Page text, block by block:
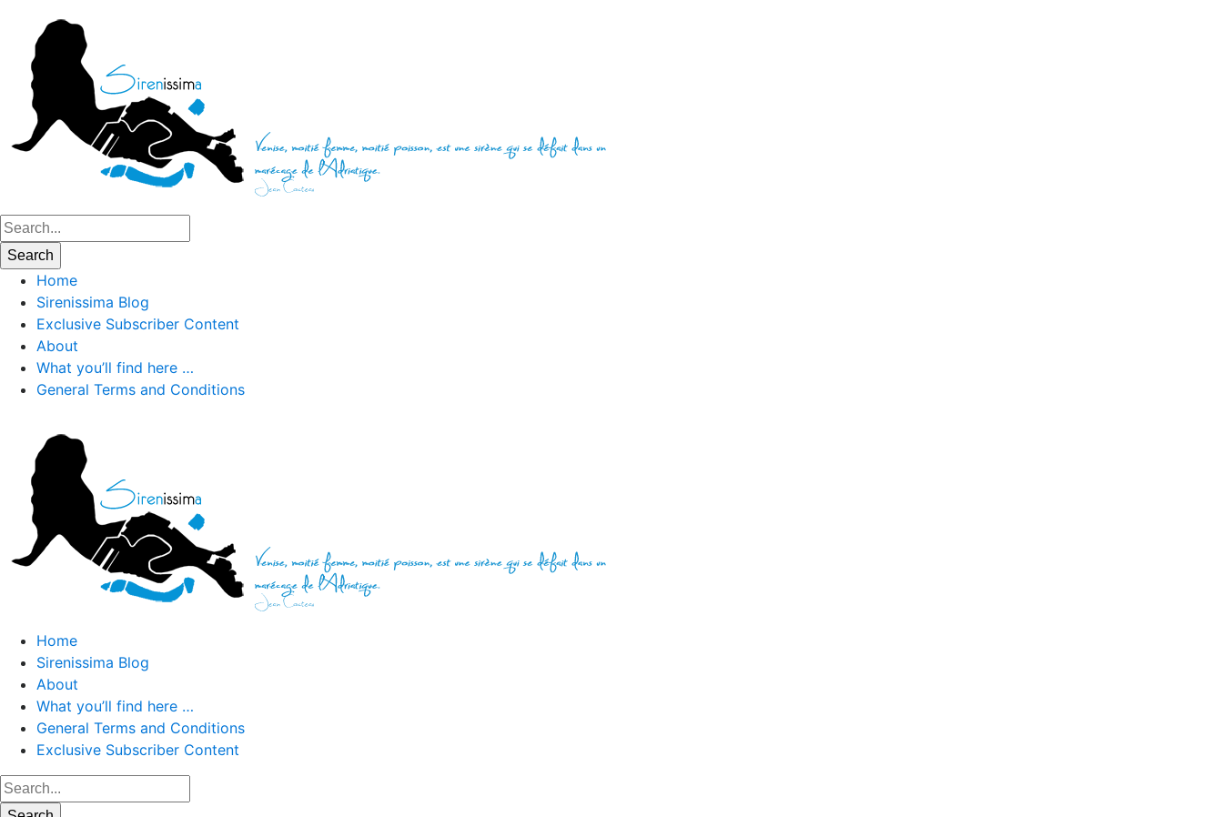
Home
Sirenissima Blog
Exclusive Subscriber Content
About
What you’ll find here …
General Terms and Conditions
Home
Sirenissima Blog
About
What you’ll find here …
General Terms and Conditions
Exclusive Subscriber Content